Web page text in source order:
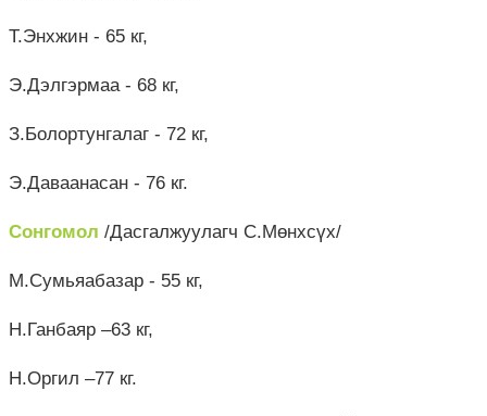
Т.Энхжин - 65 кг,
Э.Дэлгэрмаа - 68 кг,
З.Болортунгалаг - 72 кг,
Э.Даваанасан - 76 кг.
Сонгомол /Дасгалжуулагч С.Мөнхсүх/
М.Сумьяабазар - 55 кг,
Н.Ганбаяр –63 кг,
Н.Оргил –77 кг.